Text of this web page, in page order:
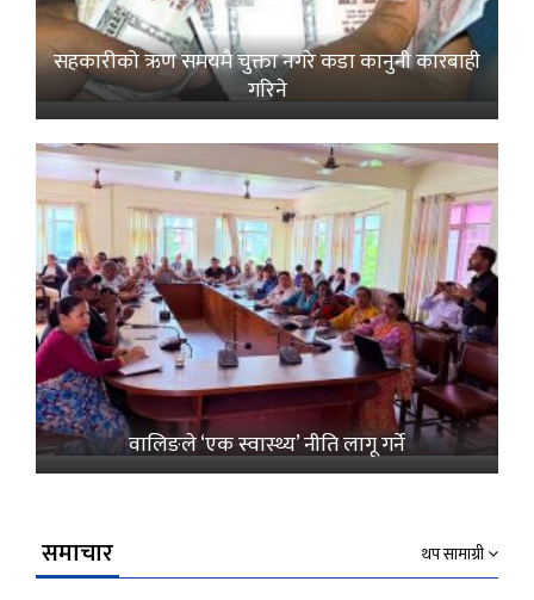
सहकारीको ऋण समयमै चुक्ता नगरे कडा कानुनी कारबाही
गरिने
वालिङले ‘एक स्वास्थ्य’ नीति लागू गर्ने
समाचार थप सामाग्री